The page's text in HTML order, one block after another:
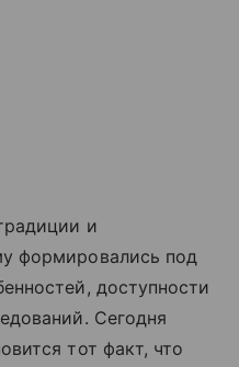
и
формировались под
доступности
Сегодня
тот факт, что